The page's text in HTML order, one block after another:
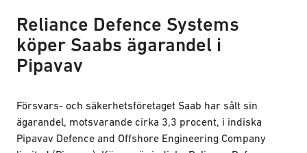
Reliance Defence Systems
köper Saabs ägarandel i
Pipavav
Försvars- och säkerhetsföretaget Saab har sålt sin
ägarandel, motsvarande cirka 3,3 procent, i indiska
Pipavav Defence and Offshore Engineering Company